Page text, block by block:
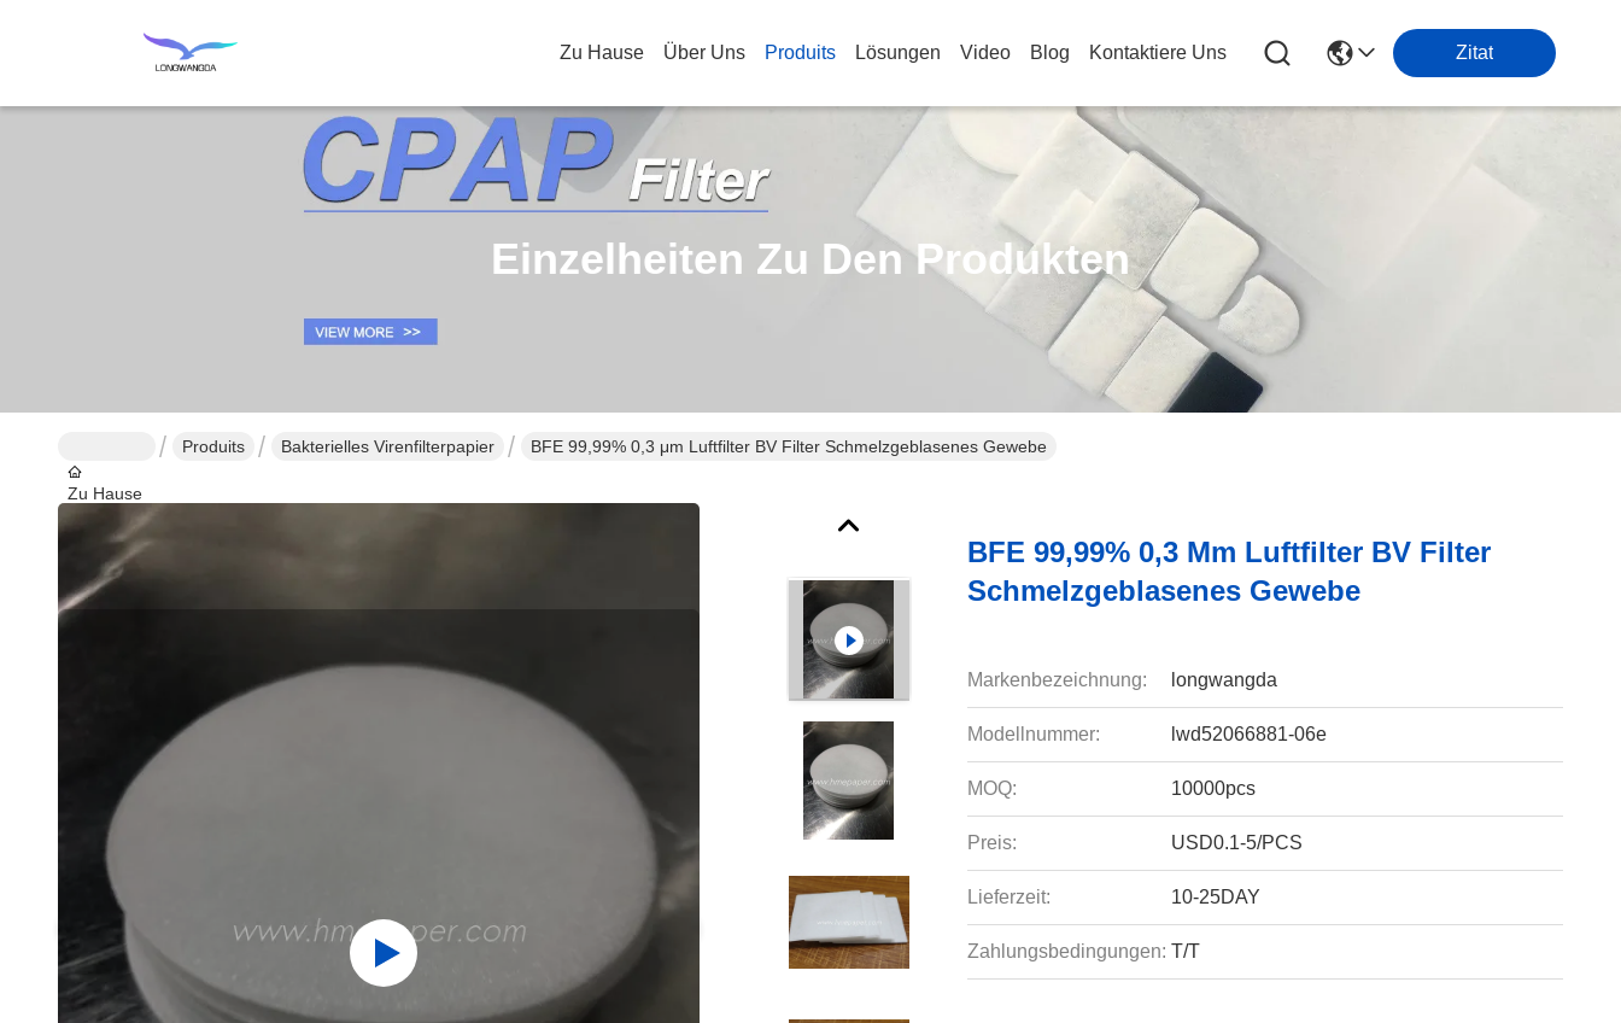
Zu Hause Über Uns Produits Lösungen Video Blog Kontaktiere Uns Zitat
Einzelheiten Zu Den Produkten
Zu Hause
Produits Bakterielles Virenfilterpapier BFE 99,99% 0,3 μm Luftfilter BV Filter Schmelzgeblasenes Gewebe
BFE 99,99% 0,3 Μm Luftfilter BV Filter
Schmelzgeblasenes Gewebe
Markenbezeichnung: longwangda
Modellnummer: lwd52066881-06e
MOQ: 10000pcs
Preis: USD0.1-5/PCS
Lieferzeit: 10-25DAY
Zahlungsbedingungen: T/T